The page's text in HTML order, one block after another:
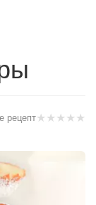
★★★★★
рецепт